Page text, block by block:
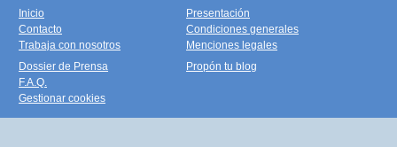
Inicio
Contacto
Trabaja con nosotros
Presentación
Condiciones generales
Menciones legales
Dossier de Prensa
F.A.Q.
Gestionar cookies
Propón tu blog